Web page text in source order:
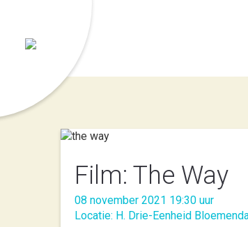
Film: The Way
08 november 2021 19:30 uur
Locatie: H. Drie-Eenheid